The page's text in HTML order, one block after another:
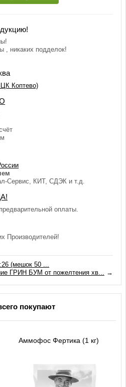
, никаких подделок!
Коптево)
Сервис, КИТ, СДЭК и т.д.
оплаты.
Производителей!
(мешок 50 ...
ГРИН БУМ от пожелтения хв... →
покупают
Аммофос Фертика (1 кг)